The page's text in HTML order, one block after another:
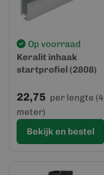
Op voorraad
Keralit inhaak
startprofiel (2808)
22,75 per lengte (4
meter)
Bekijk en bestel